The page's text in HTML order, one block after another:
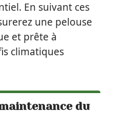
En suivant ces
une pelouse
et prête à
climatiques
du